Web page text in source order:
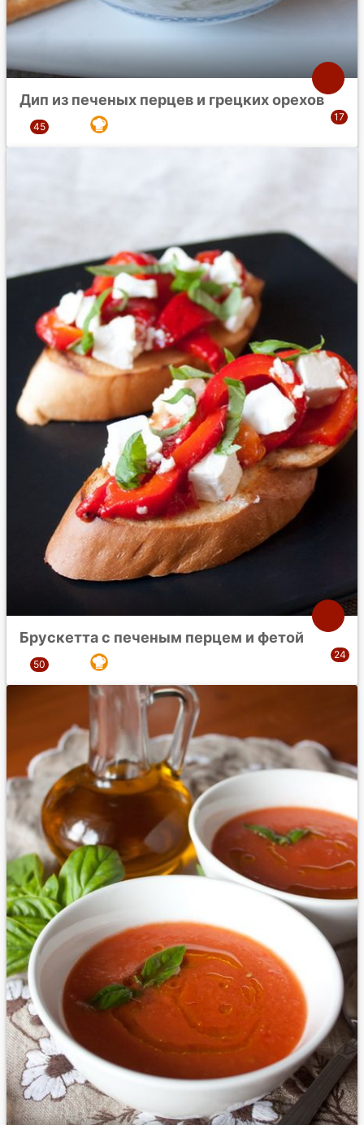
Дип из печеных перцев и грецких орехов
Брускетта с печеным перцем и фетой